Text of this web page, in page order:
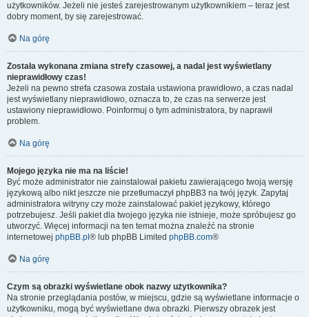
użytkowników. Jeżeli nie jesteś zarejestrowanym użytkownikiem – teraz jest
dobry moment, by się zarejestrować.
Na górę
Została wykonana zmiana strefy czasowej, a nadal jest wyświetlany
nieprawidłowy czas!
Jeżeli na pewno strefa czasowa została ustawiona prawidłowo, a czas nadal
jest wyświetlany nieprawidłowo, oznacza to, że czas na serwerze jest
ustawiony nieprawidłowo. Poinformuj o tym administratora, by naprawił
problem.
Na górę
Mojego języka nie ma na liście!
Być może administrator nie zainstalował pakietu zawierającego twoją wersję
językową albo nikt jeszcze nie przetłumaczył phpBB3 na twój język. Zapytaj
administratora witryny czy może zainstalować pakiet językowy, którego
potrzebujesz. Jeśli pakiet dla twojego języka nie istnieje, może spróbujesz go
utworzyć. Więcej informacji na ten temat można znaleźć na stronie
internetowej phpBB.pl ® lub phpBB Limited phpBB.com®
Na górę
Czym są obrazki wyświetlane obok nazwy użytkownika?
Na stronie przeglądania postów, w miejscu, gdzie są wyświetlane informacje o
użytkowniku, mogą być wyświetlane dwa obrazki. Pierwszy obrazek jest